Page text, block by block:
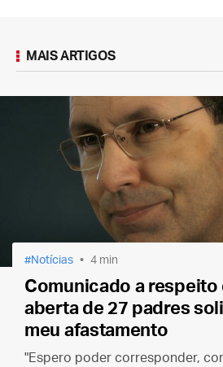
MAIS ARTIGOS
Notícias 4 min
Comunicado a respeito
aberta de 27 padres
meu afastamento
"Espero poder corresponder,